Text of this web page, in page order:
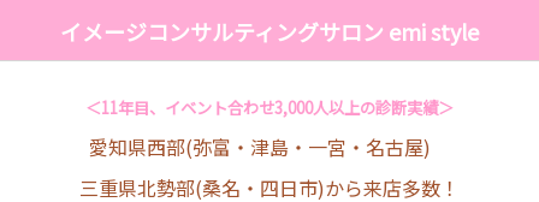
イメージコンサルティングサロン emi style
＜11年目、イベント合わせ3,000人以上の診断実績＞
愛知県西部(弥富・津島・一宮・名古屋)
三重県北勢部(桑名・四日市)から来店多数！